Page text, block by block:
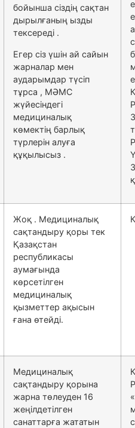
бойынша сіздің сақтан
дырылғаның ызды
тексереді .
Егер сіз үшін ай сайын
жарналар мен
аударымдар түсіп
тұрса , МӘМС
жүйесіндегі
медициналық
көмектің барлық
түрлерін алуға
құқылысыз .
Жоқ . Медициналық
сақтандыру қоры тек
Қазақстан
республикасы
аумағында
көрсетілген
медициналық
қызметтер ақысын
ғана өтейді.
Медициналық
сақтандыру қорына
жарна төлеуден 16
жеңілдетілген
санаттарға жататын